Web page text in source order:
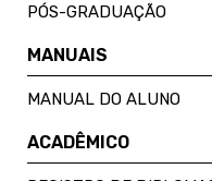
PÓS-GRADUAÇÃO
MANUAIS
MANUAL DO ALUNO
ACADÊMICO